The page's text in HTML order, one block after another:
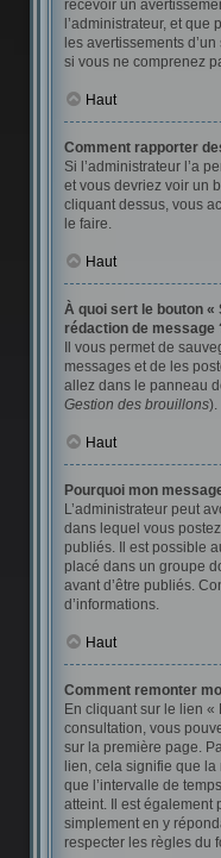
recevoir un
l’administrateur, et que
les avertissements
si vous ne comprenez
Haut
Comment rapporter
Si l’administrateur l’a
et vous devriez voir un
cliquant dessus, vous
le faire.
Haut
À quoi sert le bouton «
rédaction de message
Il vous permet de
messages et de les
allez dans le panneau
Gestion des brouillons).
Haut
Pourquoi mon
L’administrateur peut
dans lequel vous
publiés. Il est possible
placé dans un groupe
avant d’être publiés.
d’informations.
Haut
Comment remonter
En cliquant sur le lien
consultation, vous
sur la première page.
lien, cela signifie que
que l’intervalle de
atteint. Il est également
simplement en y
respecter les règles du